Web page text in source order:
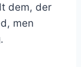
dem, der
men